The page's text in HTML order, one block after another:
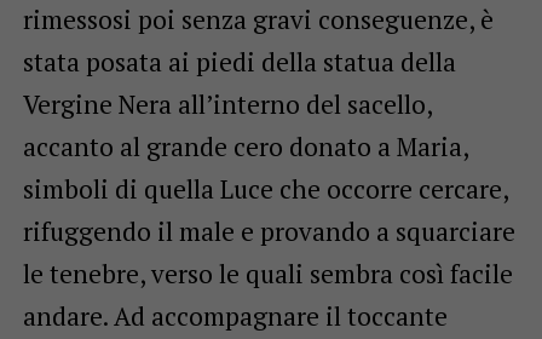
rimessosi poi senza gravi conseguenze, è
stata posata ai piedi della statua della
Vergine Nera all’interno del sacello,
accanto al grande cero donato a Maria,
simboli di quella Luce che occorre cercare,
rifuggendo il male e provando a squarciare
le tenebre, verso le quali sembra così facile
andare. Ad accompagnare il toccante